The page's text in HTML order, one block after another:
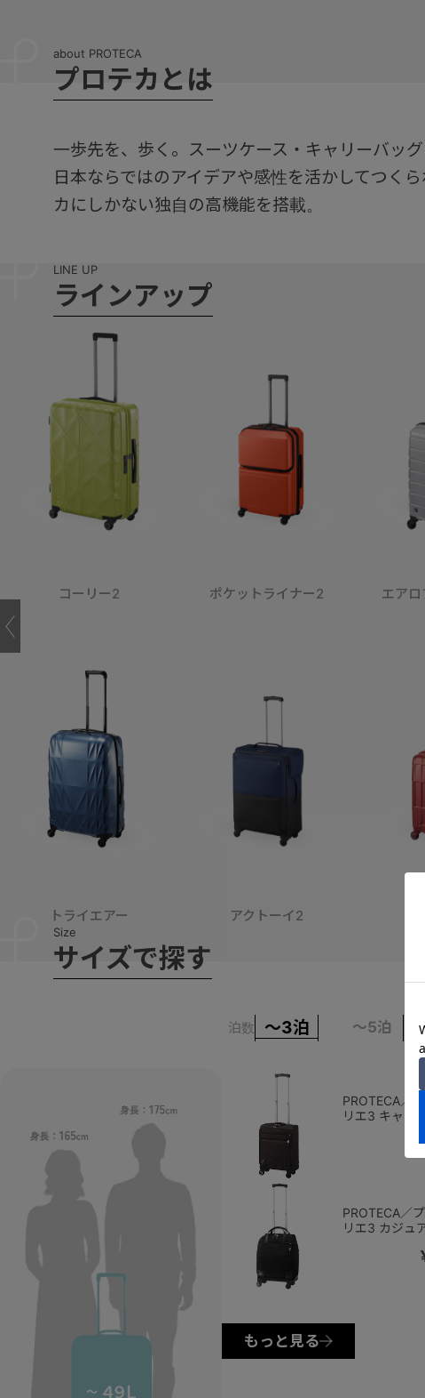
about PROTECA
プロテカ と は
一歩先を、歩く。スーツケース・キャリーバッ
日本ならではのアイデアや感性を活かしてつく
カにしかない独自の高機能を搭載。
L INE UP
ライ ンアップ
コーリー2
トライエアー
ポケットライナー2
アクトーイ2
エア
Size
サイズで探す
泊数 ～3泊 ～5泊
PROTECA／
リエ3 キャリ
キャスタース
PROTECA／
リエ3 カジュ
み 日本製 キ
もっと見る